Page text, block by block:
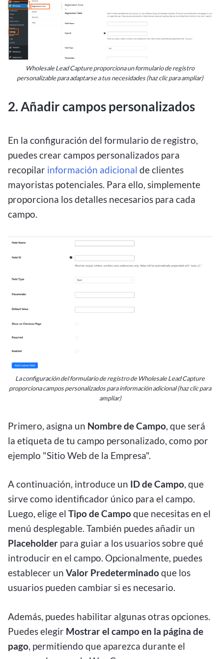
Wholesale Lead Capture proporciona un formulario de registro
personalizable para adaptarse a tus necesidades (haz clic para ampliar)
2. Añadir campos personalizados
En la configuración del formulario de registro,
puedes crear campos personalizados para
recopilar información adicional de clientes
mayoristas potenciales. Para ello, simplemente
proporciona los detalles necesarios para cada
campo.
La configuración del formulario de registro de Wholesale Lead Capture
proporciona campos personalizados para información adicional (haz clic para
ampliar)
Primero, asigna un Nombre de Campo , que será
la etiqueta de tu campo personalizado, como por
ejemplo "Sitio Web de la Empresa".
A continuación, introduce un ID de Campo, que
sirve como identificador único para el campo.
Luego, elige el Tipo de Campoque necesitas en el
menú desplegable. También puedes añadir un
Placeholder para guiar a los usuarios sobre qué
introducir en el campo. Opcionalmente, puedes
establecer un Valor Predeterminadoque los
usuarios pueden cambiar si es necesario.
Además, puedes habilitar algunas otras opciones.
Puedes elegir Mostrar el campo en la página de
pago, permitiendo que aparezca durante el